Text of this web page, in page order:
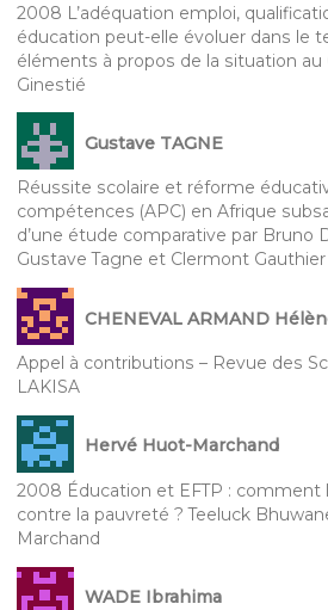
2008 L’adéquation emploi,
éducation peut-elle évoluer dans le
éléments à propos de la situation au
Ginestié
Gustave TAGNE
Réussite scolaire et réforme
compétences (APC) en Afrique
d’une étude comparative par Bruno
Gustave Tagne et Clermont Gauthier
CHENEVAL ARMAND
Appel à contributions – Revue des
LAKISA
Hervé Huot-Marchand
2008 Éducation et EFTP :
contre la pauvreté ? Teeluck
Marchand
WADE Ibrahima